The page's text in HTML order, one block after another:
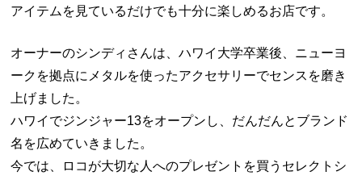
アイテムを見ているだけでも十分に楽しめるお店です。
オーナーのシンディさんは、ハワイ大学卒業後、ニューヨ
ークを拠点にメタルを使ったアクセサリーでセンスを磨き
上げました。
ハワイでジンジャー13をオープンし、だんだんとブランド
名を広めていきました。
今では、ロコが大切な人へのプレゼントを買うセレクトシ